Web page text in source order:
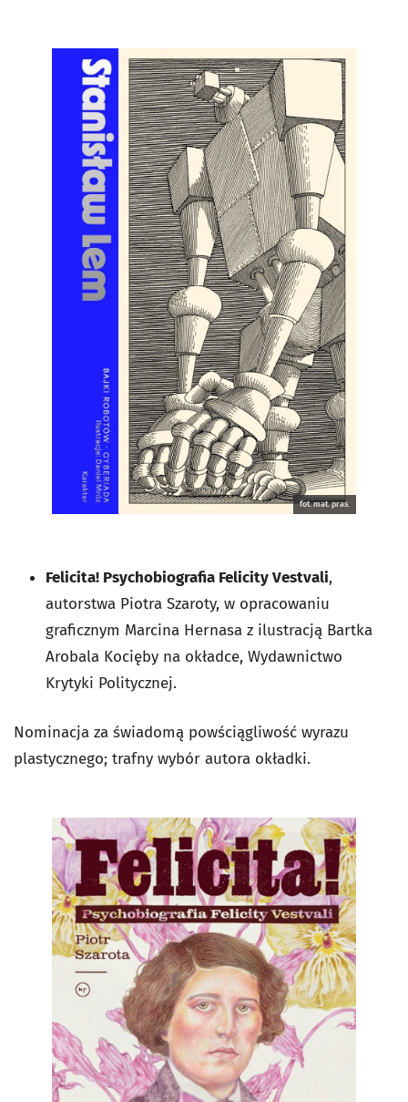
fot. mat. pras.
Felicita! Psychobiografia Felicity Vestvali,
autorstwa Piotra Szaroty, w opracowaniu
graficznym Marcina Hernasa z ilustracją Bartka
Arobala Kocięby na okładce, Wydawnictwo
Krytyki Politycznej.
Nominacja za świadomą powściągliwość wyrazu
plastycznego; trafny wybór autora okładki.